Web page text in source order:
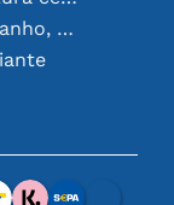
Baterias 18650: Pequenas em tamanho, grandes em desempenho